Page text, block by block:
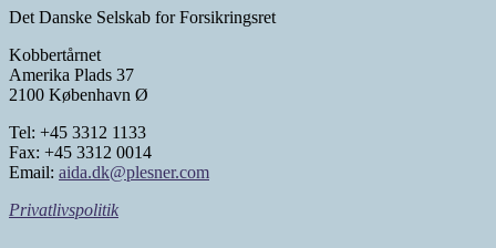
Det Danske Selskab for Forsikringsret
Kobbertårnet
Amerika Plads 37
2100 København Ø
Tel: +45 3312 1133
Fax: +45 3312 0014
Email: aida.dk@plesner.com
Privatlivspolitik